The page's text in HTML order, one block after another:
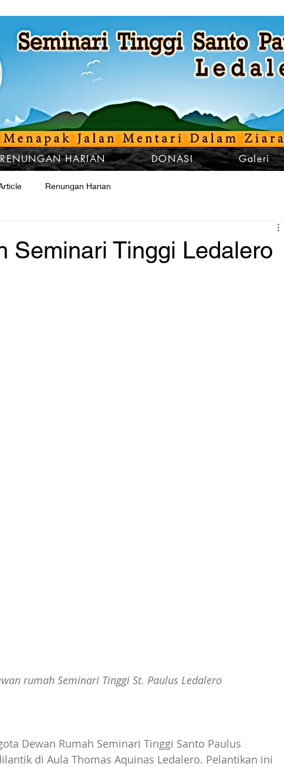
RENUNGAN HARIAN DONASI Galeri
Renungan Harian
Seminari Tinggi Ledalero
rumah Seminari Tinggi St. Paulus Ledalero
Dewan Rumah Seminari Tinggi Santo Paulus
di Aula Thomas Aquinas Ledalero. Pelantikan ini